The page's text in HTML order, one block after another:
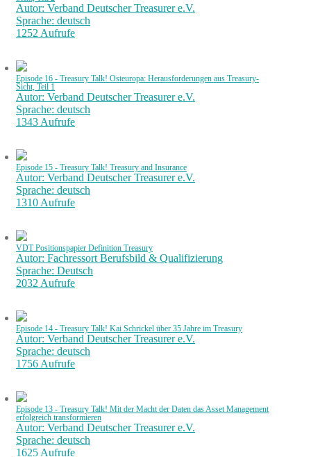
Autor: Verband Deutscher Treasurer e.V.
Sprache: deutsch
1252 Aufrufe
Episode 16 - Treasury Talk! Osteuropa: Herausforderungen aus Treasury-
Sicht, Teil 1
Autor: Verband Deutscher Treasurer e.V.
Sprache: deutsch
1343 Aufrufe
Episode 15 - Treasury Talk! Treasury and Insurance
Autor: Verband Deutscher Treasurer e.V.
Sprache: deutsch
1310 Aufrufe
VDT Positionspapier Definition Treasury
Autor: Fachressort Berufsbild & Qualifizierung
Sprache: Deutsch
2032 Aufrufe
Episode 14 - Treasury Talk! Kai Schrickel über 35 Jahre im Treasury
Autor: Verband Deutscher Treasurer e.V.
Sprache: deutsch
1756 Aufrufe
Episode 13 - Treasury Talk! Mit der Macht der Daten das Asset Management
erfolgreich transformieren
Autor: Verband Deutscher Treasurer e.V.
Sprache: deutsch
1625 Aufrufe